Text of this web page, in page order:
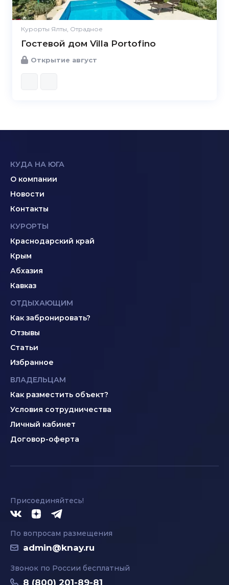
Курорты Ялты, Отрадное
Гостевой дом Villa Portofino
Открытие август
КУДА НА ЮГА
О компании
Новости
Контакты
КУРОРТЫ
Краснодарский край
Крым
Абхазия
Кавказ
ОТДЫХАЮЩИМ
Как забронировать?
Отзывы
Статьи
Избранное
ВЛАДЕЛЬЦАМ
Как разместить объект?
Условия сотрудничества
Личный кабинет
Договор-оферта
Присоединяйтесь!
По вопросам размещения
admin@knay.ru
Звонок по России бесплатный
8 (800) 201-89-81